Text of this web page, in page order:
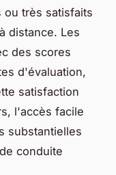
ou très satisfaits
distance. Les
des scores
d'évaluation,
satisfaction
l'accès facile
substantielles
conduite